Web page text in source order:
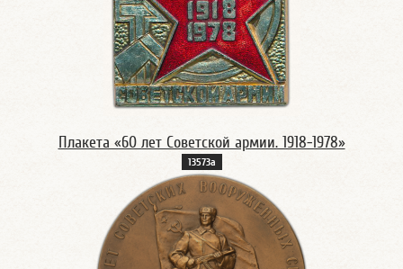
Плакета «60 лет Советской армии. 1918-1978»
13573а